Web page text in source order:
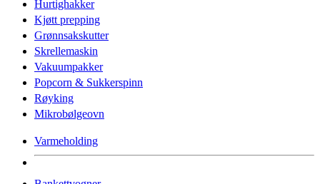
Hurtighakker
Kjøtt prepping
Grønnsakskutter
Skrellemaskin
Vakuumpakker
Popcorn & Sukkerspinn
Røyking
Mikrobølgeovn
Varmeholding